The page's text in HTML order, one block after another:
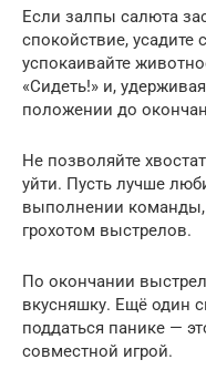
Если залпы салюта
спокойствие, усадите
успокаивайте
«Сидеть!» и,
положении до
Не позволяйте
уйти. Пусть лучше
выполнении команды,
грохотом выстрелов.
По окончании
вкусняшку. Ещё один
поддаться панике —
совместной игрой.